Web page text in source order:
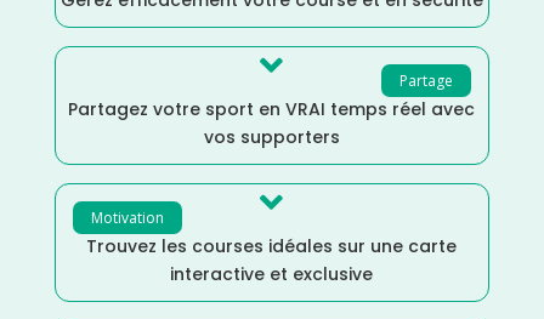
Partage

Partagez votre sport en VRAI temps réel avec
vos supporters
Motivation 
Trouvez les courses idéales sur une carte
interactive et exclusive